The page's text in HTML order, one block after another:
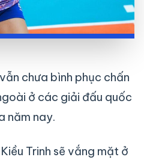
chưa bình phục chấn
ở các giải đấu quốc
năm nay.
Trinh sẽ vắng mặt ở